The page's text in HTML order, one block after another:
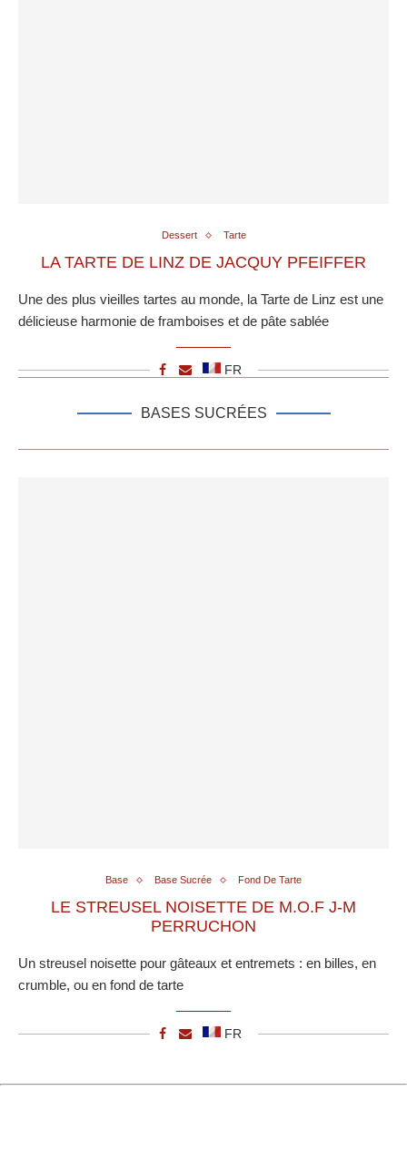
Dessert Tarte
LA TARTE DE LINZ DE JACQUY PFEIFFER
Une des plus vieilles tartes au monde, la Tarte de Linz est une
délicieuse harmonie de framboises et de pâte sablée
FR
BASES SUCRÉES
Base Base Sucrée Fond De Tarte
LE STREUSEL NOISETTE DE M.O.F J-M
PERRUCHON
Un streusel noisette pour gâteaux et entremets : en billes, en
crumble, ou en fond de tarte
FR